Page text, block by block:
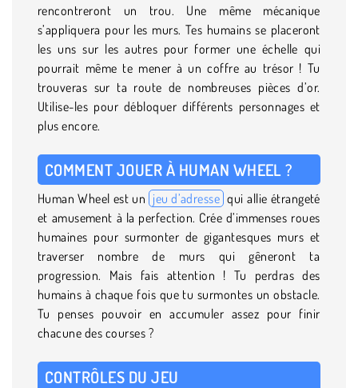
rencontreront un trou. Une même mécanique
s’appliquera pour les murs. Tes humains se placeront
les uns sur les autres pour former une échelle qui
pourrait même te mener à un coffre au trésor ! Tu
trouveras sur ta route de nombreuses pièces d’or.
Utilise-les pour débloquer différents personnages et
plus encore.
COMMENT JOUER À HUMAN WHEEL ?
Human Wheel est un jeu d’adresse qui allie étrangeté
et amusement à la perfection. Crée d’immenses roues
humaines pour surmonter de gigantesques murs et
traverser nombre de murs qui gêneront ta
progression. Mais fais attention ! Tu perdras des
humains à chaque fois que tu surmontes un obstacle.
Tu penses pouvoir en accumuler assez pour finir
chacune des courses ?
CONTRÔLES DU JEU